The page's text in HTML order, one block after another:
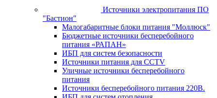
Источники электропитания ПО
"Бастион"
Малогабаритные блоки питания "Моллюск"
Бюджетные источники бесперебойного
питания «РАПАН»
ИБП для систем безопасности
Источники питания для CCTV
Уличные источники бесперебойного
питания
Источники бесперебойного питания 220В.